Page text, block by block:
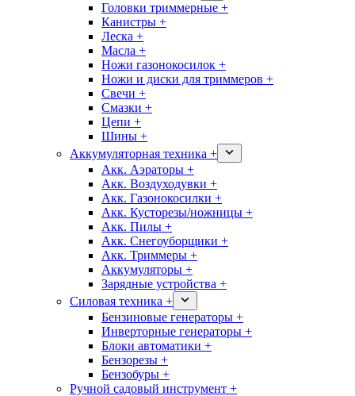
Головки триммерные +
Канистры +
Леска +
Масла +
Ножи газонокосилок +
Ножи и диски для триммеров +
Свечи +
Смазки +
Цепи +
Шины +
Аккумуляторная техника +
Акк. Аэраторы +
Акк. Воздуходувки +
Акк. Газонокосилки +
Акк. Кусторезы/ножницы +
Акк. Пилы +
Акк. Снегоуборщики +
Акк. Триммеры +
Аккумуляторы +
Зарядные устройства +
Силовая техника +
Бензиновые генераторы +
Инверторные генераторы +
Блоки автоматики +
Бензорезы +
Бензобуры +
Ручной садовый инструмент +